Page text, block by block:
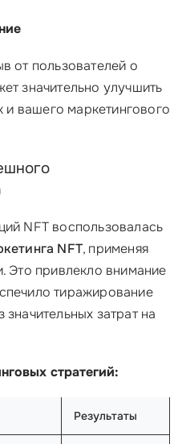
от пользователей о
значительно улучшить
и вашего маркетингового
NFT воспользовалась
NFT, применяя
Это привлекло внимание
тиражирование
затрат на
стратегий:
Результаты